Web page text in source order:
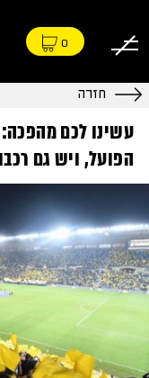
0
חזרה
עשינו לכם
הפועל, ויש גם